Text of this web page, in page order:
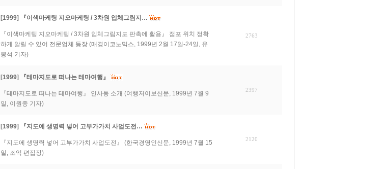
[1999] 『이색마케팅 지오마케팅 / 3차원 입체그림지…
『이색마케팅 지오마케팅 / 3차원 입체그림지도 판촉에 활용』 점포 위치 정확
하게 알릴 수 있어 전문업체 등장 (매경이코노믹스, 1999년 2월 17일-24일, 유
봉석 기자)
2763
[1999] 『테마지도로 떠나는 테마여행』
『테마지도로 떠나는 테마여행』 인사동 소개 (여행저이보신문, 1999년 7월 9
일, 이원종 기자)
2397
[1999] 『지도에 생명력 넣어 고부가가치 사업도전…
『지도에 생명력 넣어 고부가가치 사업도전』 (한국경영인신문, 1999년 7월 15
일, 조익 편집장)
2120